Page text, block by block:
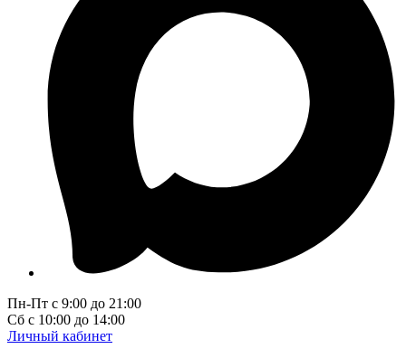
Пн-Пт с 9:00 до 21:00
Сб с 10:00 до 14:00
Личный кабинет